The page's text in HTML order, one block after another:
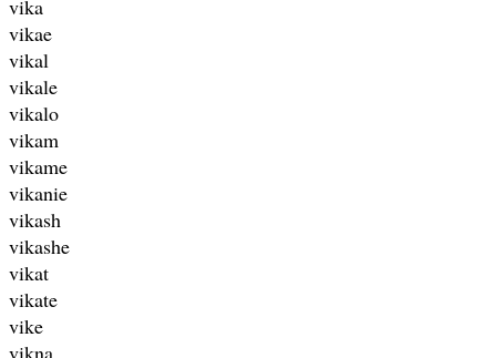
vika
vikae
vikal
vikale
vikalo
vikam
vikame
vikanie
vikash
vikashe
vikat
vikate
vike
vikna